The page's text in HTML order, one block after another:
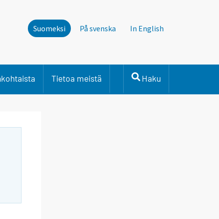
Suomeksi På svenska In English
Tietoa meistä Haku